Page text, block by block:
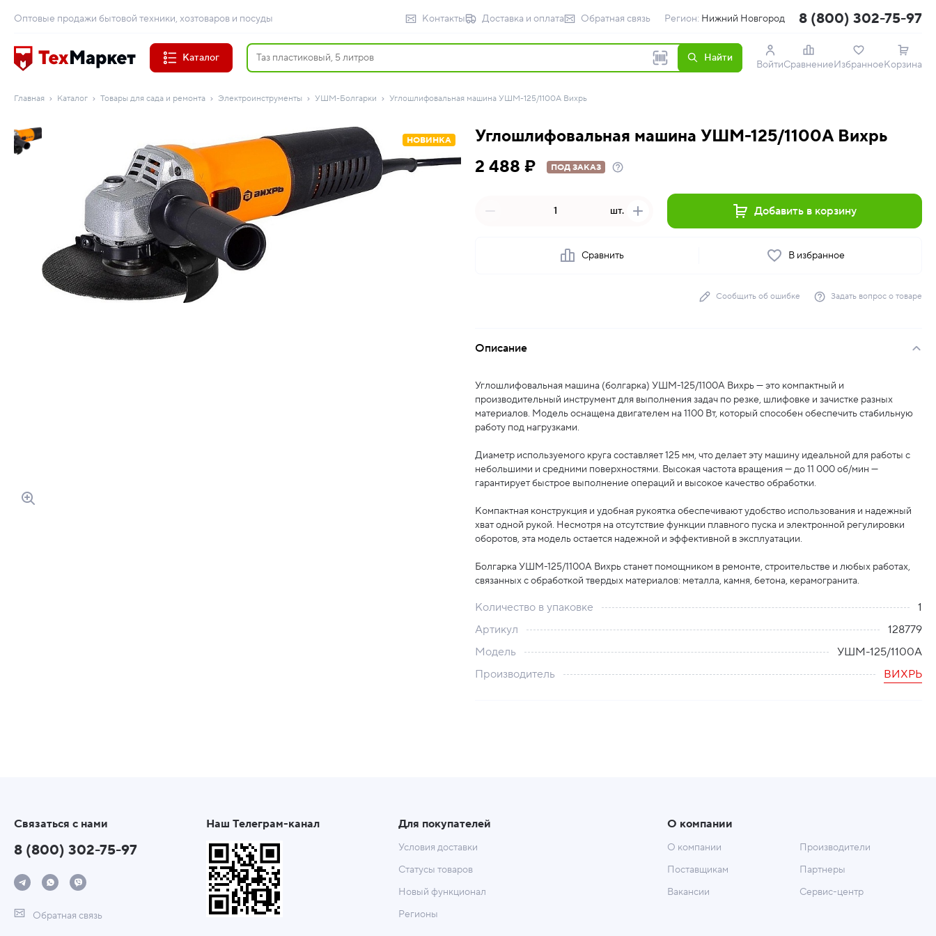
Оптовые продажи бытовой техники, хозтоваров и посуды Контакты Доставка и оплата Обратная связь Регион: Нижний Новгород 8 (800) 302-75-97
Каталог Найти
ВойтиСравнениеИзбранноеКорзина
Главная Каталог Товары для сада и ремонта Электроинструменты УШМ-Болгарки Углошлифовальная машина УШМ-125/1100А Вихрь
НОВИНКА
Углошлифовальная машина УШМ-125/1100А Вихрь
2 488 ₽
ПОД ЗАКАЗ
шт. Добавить в корзину
Сравнить В избранное
Сообщить об ошибке Задать вопрос о товаре
Описание
Углошлифовальная машина (болгарка) УШМ-125/1100А Вихрь — это компактный и
производительный инструмент для выполнения задач по резке, шлифовке и зачистке разных
материалов. Модель оснащена двигателем на 1100 Вт, который способен обеспечить стабильную
работу под нагрузками.
Диаметр используемого круга составляет 125 мм, что делает эту машину идеальной для работы с
небольшими и средними поверхностями. Высокая частота вращения — до 11 000 об/мин —
гарантирует быстрое выполнение операций и высокое качество обработки.
Компактная конструкция и удобная рукоятка обеспечивают удобство использования и надежный
хват одной рукой. Несмотря на отсутствие функции плавного пуска и электронной регулировки
оборотов, эта модель остается надежной и эффективной в эксплуатации.
Болгарка УШМ-125/1100А Вихрь станет помощником в ремонте, строительстве и любых работах,
связанных с обработкой твердых материалов: металла, камня, бетона, керамогранита.
Количество в упаковке
1
Артикул
128779
Модель
УШМ-125/1100А
Производитель
ВИХРЬ
Связаться с нами
8 (800) 302-75-97
Обратная связь
Наш Телеграм-канал Для покупателей
Условия доставки
Статусы товаров
Новый функционал
Регионы
О компании
О компании
Поставщикам
Вакансии
Производители
Партнеры
Сервис-центр